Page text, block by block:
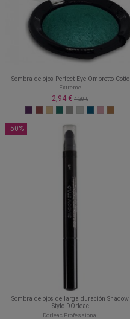
Sombra de ojos Perfect Eye Ombretto Cotto
Extreme
2,94 € 4,20 €
-50%
Sombra de ojos de larga duración Shadow
Stylo DOrleac
Dorleac Professional